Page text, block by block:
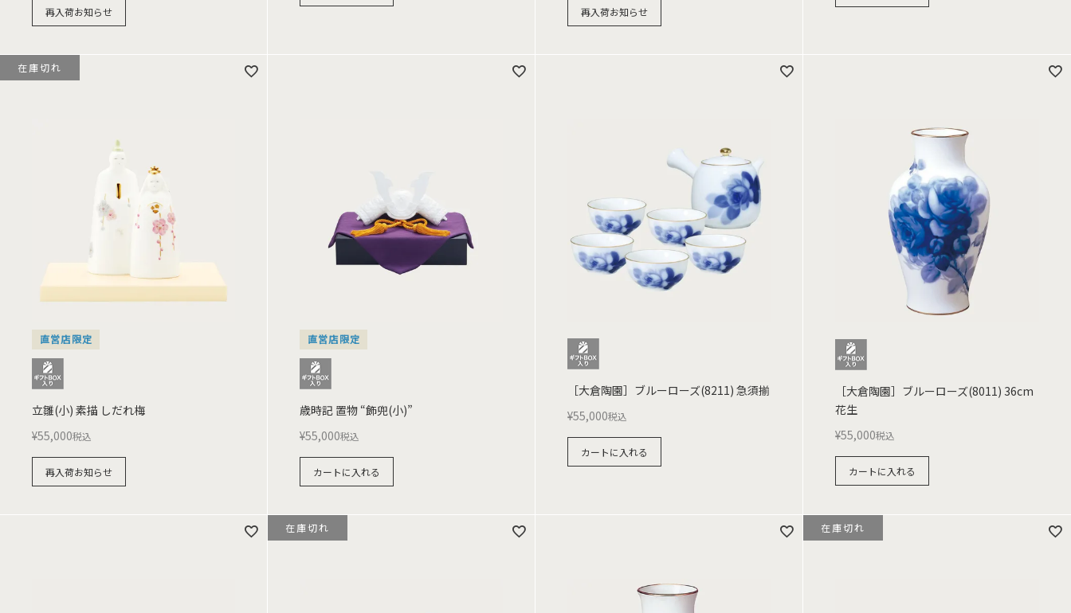
再入荷お知らせ 再入荷お知らせ
直営店限定
立雛(小) 素描 しだれ梅
¥55,000税込
再入荷お知らせ
在庫切れ
直営店限定
歳時記 置物 “飾兜(小)”
¥55,000税込
カートに入れる
［大倉陶園］ブルーローズ(8211) 急須揃
¥55,000税込
カートに入れる
［大倉陶園］ブルーローズ(8011) 36cm
花生
¥55,000税込
カートに入れる
在庫切れ 在庫切れ